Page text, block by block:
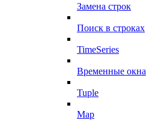
Замена строк
Поиск в строках
TimeSeries
Временные окна
Tuple
Map